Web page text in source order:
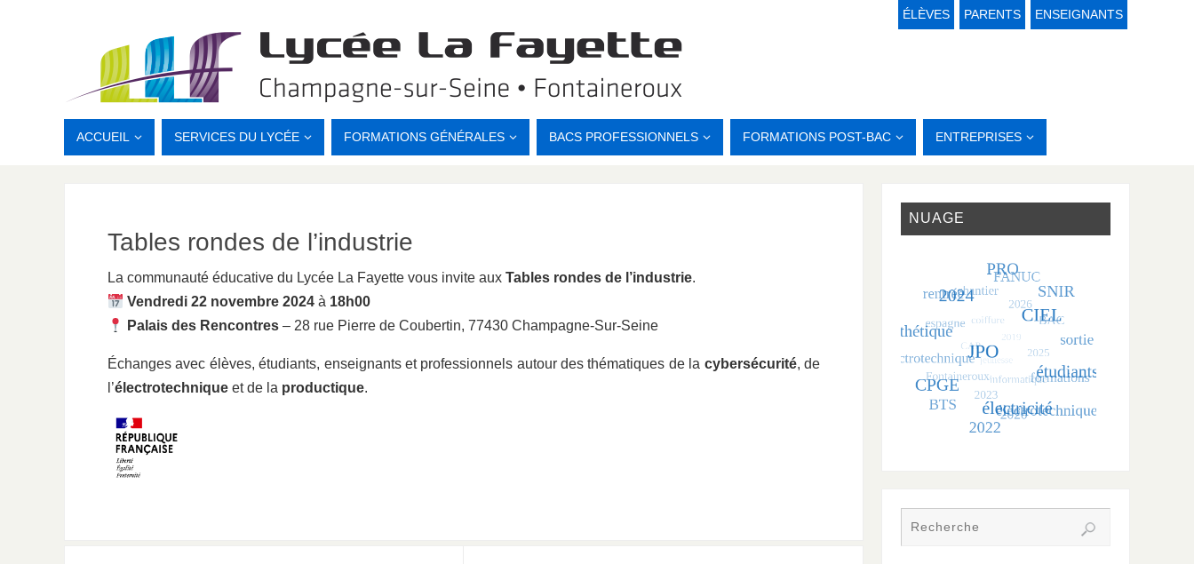
ÉLÈVES PARENTS ENSEIGNANTS
ACCUEIL SERVICES DU LYCÉE FORMATIONS GÉNÉRALES BACS PROFESSIONNELS FORMATIONS POST-BAC ENTREPRISES
Tables rondes de l’industrie
La communauté éducative du Lycée La Fayette vous invite aux Tables rondes de l’industrie.
Vendredi 22 novembre 2024 à 18h00
Palais des Rencontres – 28 rue Pierre de Coubertin, 77430 Champagne-Sur-Seine
Échanges avec élèves, étudiants, enseignants et professionnels autour des thématiques de la cybersécurité, de
l’électrotechnique et de la productique.
NUAGE